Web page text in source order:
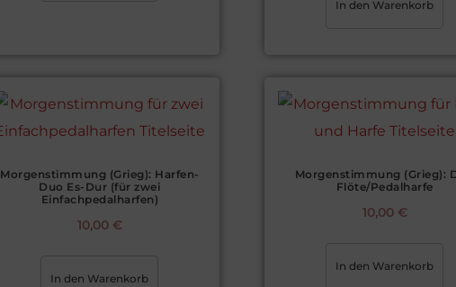
In den Warenkorb
Morgenstimmung (Grieg): Harfen-
Duo Es-Dur (für zwei
Einfachpedalharfen)
10,00 €
In den Warenkorb
Morgenstimmung (Grieg):
Flöte/Pedalharfe
10,00 €
In den Warenkorb